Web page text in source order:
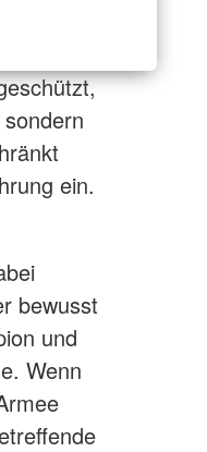
ein.
bewusst
und
Wenn